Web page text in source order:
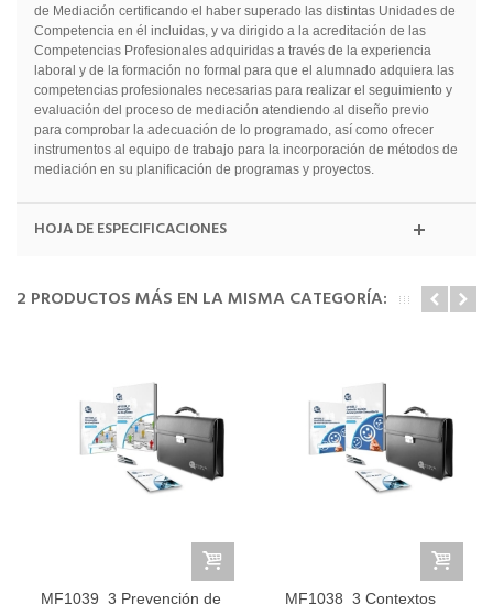
de Mediación certificando el haber superado las distintas Unidades de
Competencia en él incluidas, y va dirigido a la acreditación de las
Competencias Profesionales adquiridas a través de la experiencia
laboral y de la formación no formal para que el alumnado adquiera las
competencias profesionales necesarias para realizar el seguimiento y
evaluación del proceso de mediación atendiendo al diseño previo
para comprobar la adecuación de lo programado, así como ofrecer
instrumentos al equipo de trabajo para la incorporación de métodos de
mediación en su planificación de programas y proyectos.
HOJA DE ESPECIFICACIONES
2 PRODUCTOS MÁS EN LA MISMA CATEGORÍA:
MF1039_3 Prevención de
MF1038_3 Contextos